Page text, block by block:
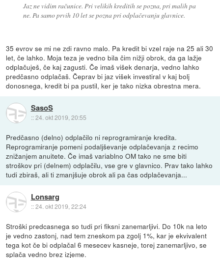
Jaz ne vidim računice. Pri velikih kreditih se pozna, pri malih pa
ne. Pa samo prvih 10 let se pozna pri odplačevanju glavnice.
35 evrov se mi ne zdi ravno malo. Pa kredit bi vzel raje na 25 ali 30
let, če lahko. Moja teza je vedno bila čim nižji obrok, da ga lažje
odplačuješ, če kaj zagusti. Če imaš višek denarja, vedno lahko
predčasno odplačaš. Čeprav bi jaz višek investiral v kaj bolj
donosnega, kredit bi pa pustil, ker je tako nizka obrestna mera.
SasoS
::24. okt 2019, 20:55
Predčasno (delno) odplačilo ni reprogramiranje kredita.
Reprogramiranje pomeni podaljševanje odplačevanja z recimo
znižanjem anuitete. Če imaš variablno OM tako ne sme biti
stroškov pri (delnem) odplačilu, vse gre v glavnico. Prav tako lahko
tudi zbiraš, ali ti zmanjšuje obrok ali pa čas odplačevanja...
Lonsarg
::24. okt 2019, 22:24
Stroški predcasnega so tudi pri fiksni zanemarljivi. Do 10k na leto
je vedno zastonj, nad tem zneskom pa zgolj 1%, kar je ekvivalent
tega kot če bi odplačal 6 mesecev kasneje, torej zanemarljivo, se
splača vedno brez izjeme.